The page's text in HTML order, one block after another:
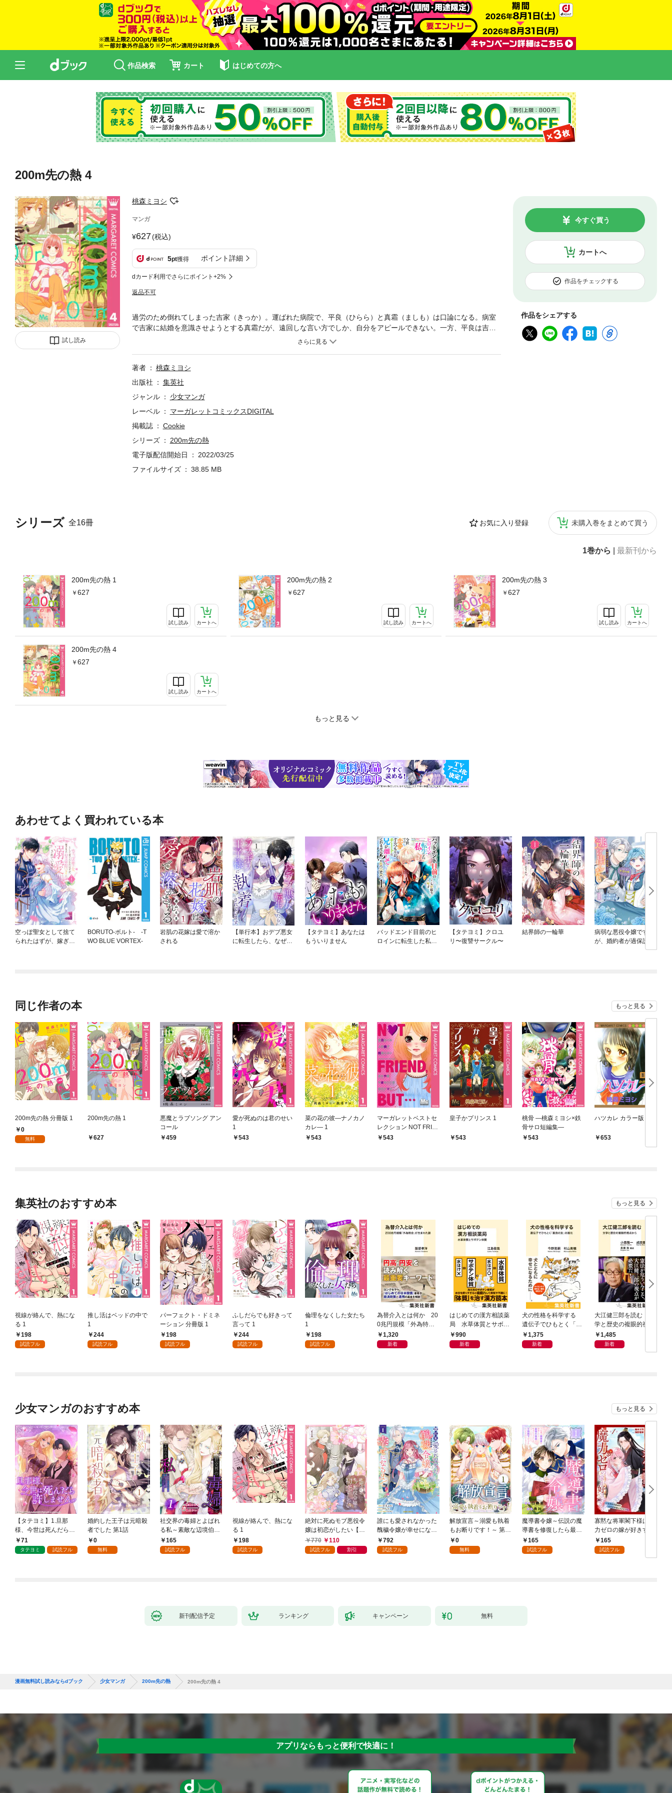
作品検索 カート はじめての方へ
200m先の熱 4
試し読み
桃森ミヨシ
マンガ
627(税込)
5pt獲得 ポイント詳細
dカード利用でさらにポイント+2%
返品不可
カートへ
今すぐ買う
作品をチェックする
作品をシェアする
シリーズ 全16冊 お気に入り登録 未購入巻をまとめて買う
1巻から 最新刊から
200m先の熱 1
627
試し読み カートへ
200m先の熱 2
627
試し読み カートへ
200m先の熱 3
627
試し読み カートへ
200m先の熱 4
627
試し読み カートへ
もっと見る
過労のため倒れてしまった吉家（きっか）。運ばれた病院で、平良（ひらら）と真霜（ましも）は口論になる。病室
で吉家に結婚を意識させようとする真霜だが、遠回しな言い方でしか、自分をアピールできない。一方、平良は吉家
に自分の気持ちを言葉で伝え、思わずキスを。さらにお泊まりデートへ誘い…!? 高校時代の吉家と真霜を描いた、
著者
桃森ミヨシ
出版社
集英社
ジャンル
少女マンガ
レーベル
マーガレットコミックスDIGITAL
掲載誌
Cookie
シリーズ
200m先の熱
電子版配信開始日
2022/03/25
ファイルサイズ
38.85 MB
あわせてよく買われている本
空っぽ聖女として捨て
られたはずが、嫁ぎ先
BORUTO-ボルト- -T
WO BLUE VORTEX-
岩肌の花嫁は愛で溶か
される
【単行本】おデブ悪女
に転生したら、なぜか
【タテヨミ】あなたは
もういりません
バッドエンド目前のヒ
ロインに転生した私、
【タテヨミ】クロユ
リ〜復讐サークル〜
結界師の一輪華
病弱な悪役令嬢です
が、婚約者が過保護す
ぎて逃げ出したい(私た
同じ作者の本 もっと見る
200m先の熱 分冊版 1
0
無料
200m先の熱 1
627
悪魔とラブソング アン
コール
459
愛が死ぬのは君のせい
1
543
菜の花の彼―ナノカノ
カレ― 1
543
マーガレットベストセ
レクション NOT FRIE
ND，BUT…
543
皇子かプリンス 1
543
桃骨 ―桃森ミヨシ×鉄
骨サロ短編集―
543
ハツカレ カラー版 1
653
集英社のおすすめ本 もっと見る
視線が絡んで、熱にな
る 1
198
試読フル
推し活はベッドの中で
1
244
試読フル
パーフェクト・ドミネ
ーション 分冊版 1
198
試読フル
ふしだらでも好きって
言って 1
244
試読フル
倫理をなくした女たち
1
198
試読フル
為替介入とは何か 20
0兆円規模「外為特
会」が生まれた謎
1,320
新着
はじめての漢方相談薬
局 水草体質とサボテ
ン体質
990
新着
犬の性格を科学する
遺伝子でひもとく「最
良の友」の進化
1,375
新着
大江健三郎を読む 文
学と歴史の複眼的視点
から1,485
新着
少女マンガのおすすめ本 もっと見る
【タテヨミ】1.旦那
様、今世は死んだら許
しません
71
タテヨミ 試読フル
婚約した王子は元暗殺
者でした 第1話
0
無料
社交界の毒婦とよばれ
る私～素敵な辺境伯令
息に腕を折られたの
で、責任とってもらい
165
試読フル
視線が絡んで、熱にな
る 1
198
試読フル
絶対に死ぬモブ悪役令
嬢は初恋がしたい【単
行本版】 1巻
770 110
試読フル 割引
誰にも愛されなかった
醜穢令嬢が幸せになる
まで 1
792
試読フル
解放宣言～溺愛も執着
もお断りです！～ 第1
話0
無料
魔導書令嬢～伝説の魔
導書を修復したら最強
の精霊が味方になりま
した（クールな王弟殿
165
試読フル
寡黙な将軍閣下様は魔
力ゼロの嫁が好きすぎ
る～なぜか旦那様の心
の声が聞こえます！？
～［1話売り］ story0
165
試読フル
新刊配信予定 ランキング キャンペーン 無料
漫画無料試し読みならdブック 少女マンガ 200m先の熱 200m先の熱 4
アプリならもっと便利で快適に！